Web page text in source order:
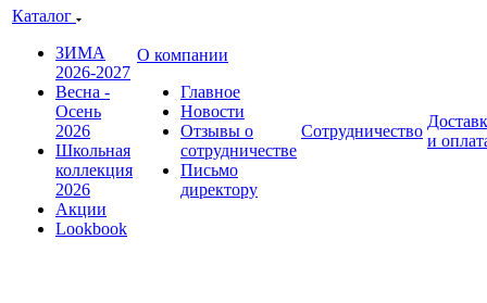
Каталог
ЗИМА
2026-2027
Весна -
Осень
2026
Школьная
коллекция
2026
Акции
Lookbook
О компании
Главное
Новости
Отзывы о
сотрудничестве
Письмо
директору
Сотрудничество
и